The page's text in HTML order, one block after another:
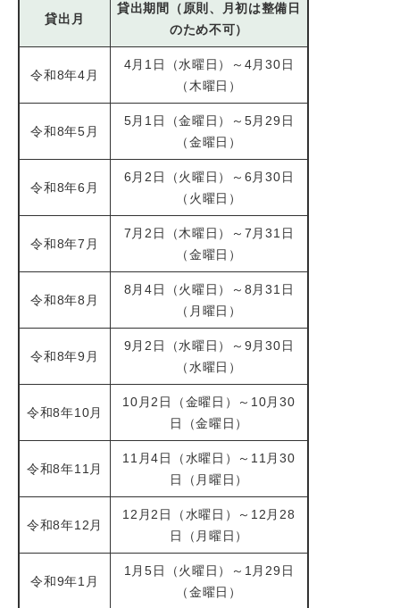
貸出月
貸出期間（原則、月初は整備日
のため不可）
令和8年4月
4月1日（水曜日）～4月30日
（木曜日）
令和8年5月
5月1日（金曜日）～5月29日
（金曜日）
令和8年6月
6月2日（火曜日）～6月30日
（火曜日）
令和8年7月
7月2日（木曜日）～7月31日
（金曜日）
令和8年8月
8月4日（火曜日）～8月31日
（月曜日）
令和8年9月
9月2日（水曜日）～9月30日
（水曜日）
令和8年10月
10月2日（金曜日）～10月30
日（金曜日）
令和8年11月
11月4日（水曜日）～11月30
日（月曜日）
令和8年12月
12月2日（水曜日）～12月28
日（月曜日）
令和9年1月
1月5日（火曜日）～1月29日
（金曜日）